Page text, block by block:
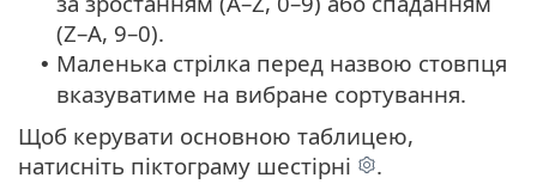
(Z–A, 9–0).
• Маленька стрілка перед назвою стовпця
вказуватиме на вибране сортування.
Щоб керувати основною таблицею,
натисніть піктограму шестірні
.